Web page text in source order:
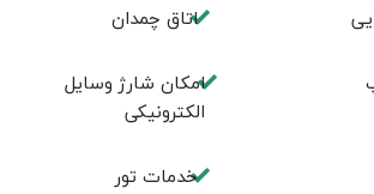
اتاق چمدان
امکان شارژ وسایل
الکترونیکی
خدمات تور